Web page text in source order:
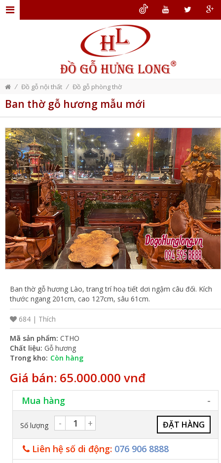
ĐỒ
GỖ
THẤT
THIẾT
KẾ
NỘI
THẤT
DỊCH
VỤ
TIN
TỨC
THỐNG
CỬA
HÀNG
TRỢ
GIÚP
LIÊN
GIỎ
HÀNG
/ Đồ gỗ nội thất / Đồ gỗ phòng thờ
Ban thờ gỗ hương mẫu mới
Ban thờ gỗ hương Lào, trang trí hoạ tiết dơi ngậm câu đối. Kích
thước ngang 201cm, cao 127cm, sâu 61cm.
684 | Thích
Mã sản phẩm: CTHO
Chất liệu: Gỗ hương
Trong kho: Còn hàng
Giá bán: 65.000.000 vnđ
Mua hàng
Số lượng - +
Liên hệ số di động: 076 906 8888